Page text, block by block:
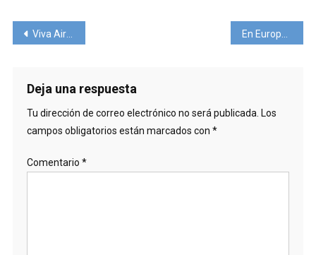
Navegación
entradas
Viva Air volará hacia Buenos Aires En Europa las mascarillas dejarán de ser obligatorias a partir del 20 de abril
Deja una respuesta
Tu dirección de correo electrónico no será publicada. Los
campos obligatorios están marcados con *
Comentario *